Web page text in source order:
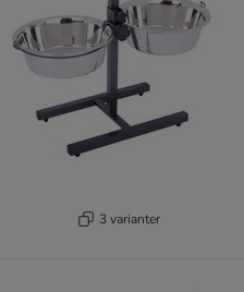
3 varianter